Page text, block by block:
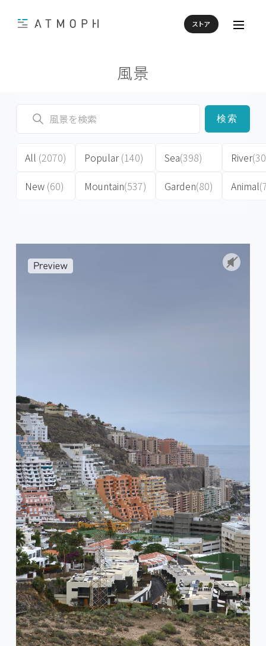
ストア
風景
検索
All (2070)
New (60)
Popular(140)
Mountain(537)
Sea(398)
Garden(80)
River
Animal